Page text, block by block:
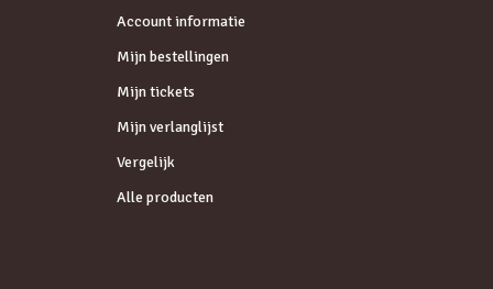
Account informatie
Mijn bestellingen
Mijn tickets
Mijn verlanglijst
Vergelijk
Alle producten